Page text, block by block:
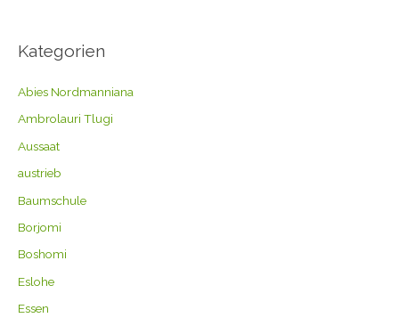
Kategorien
Abies Nordmanniana
Ambrolauri Tlugi
Aussaat
austrieb
Baumschule
Borjomi
Boshomi
Eslohe
Essen